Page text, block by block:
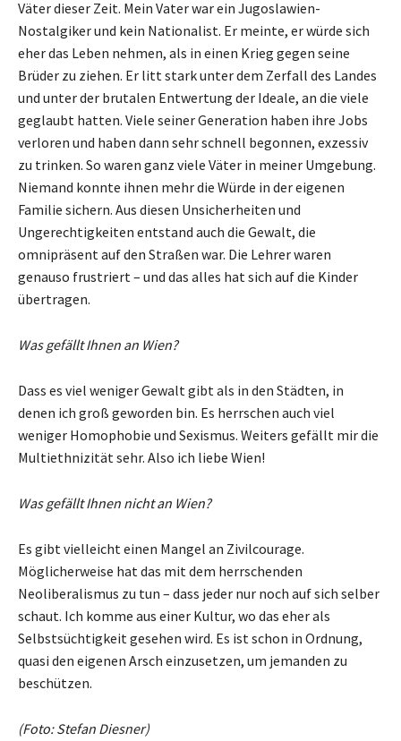
Väter dieser Zeit. Mein Vater war ein Jugoslawien-
Nostalgiker und kein Nationalist. Er meinte, er würde sich
eher das Leben nehmen, als in einen Krieg gegen seine
Brüder zu ziehen. Er litt stark unter dem Zerfall des Landes
und unter der brutalen Entwertung der Ideale, an die viele
geglaubt hatten. Viele seiner Generation haben ihre Jobs
verloren und haben dann sehr schnell begonnen, exzessiv
zu trinken. So waren ganz viele Väter in meiner Umgebung.
Niemand konnte ihnen mehr die Würde in der eigenen
Familie sichern. Aus diesen Unsicherheiten und
Ungerechtigkeiten entstand auch die Gewalt, die
omnipräsent auf den Straßen war. Die Lehrer waren
genauso frustriert – und das alles hat sich auf die Kinder
übertragen.
Was gefällt Ihnen an Wien?
Dass es viel weniger Gewalt gibt als in den Städten, in
denen ich groß geworden bin. Es herrschen auch viel
weniger Homophobie und Sexismus. Weiters gefällt mir die
Multiethnizität sehr. Also ich liebe Wien!
Was gefällt Ihnen nicht an Wien?
Es gibt vielleicht einen Mangel an Zivilcourage.
Möglicherweise hat das mit dem herrschenden
Neoliberalismus zu tun – dass jeder nur noch auf sich selber
schaut. Ich komme aus einer Kultur, wo das eher als
Selbstsüchtigkeit gesehen wird. Es ist schon in Ordnung,
quasi den eigenen Arsch einzusetzen, um jemanden zu
beschützen.
(Foto: Stefan Diesner)